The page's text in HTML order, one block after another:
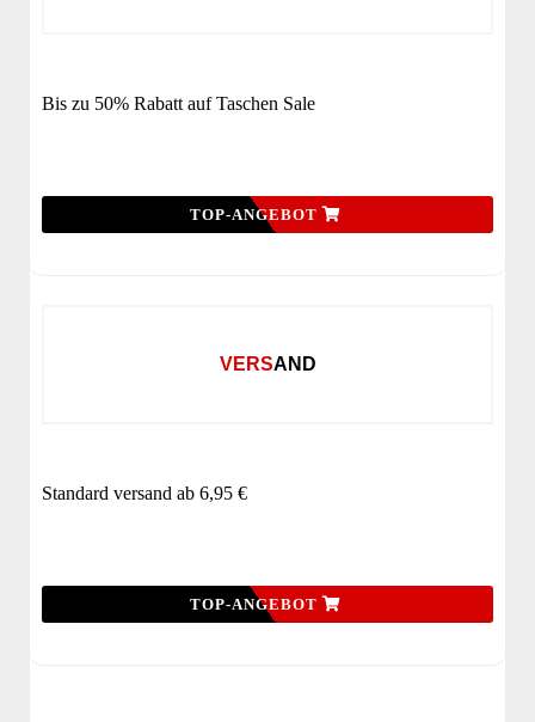
Bis zu 50% Rabatt auf Taschen Sale
TOP-ANGEBOT
VERSAND
Standard versand ab 6,95 €
TOP-ANGEBOT